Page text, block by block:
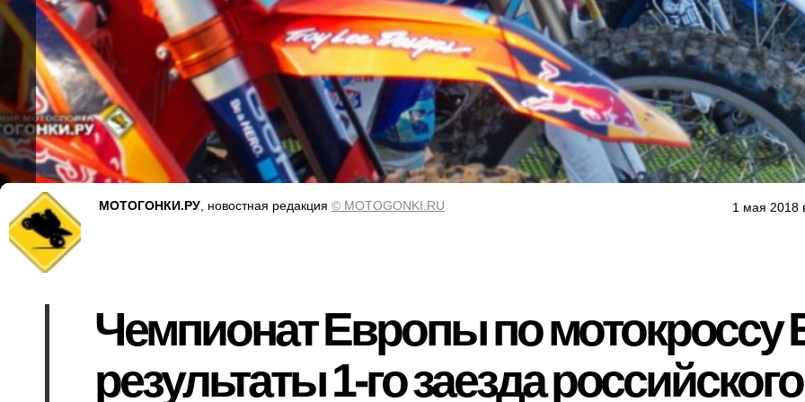
1 мая 2018
МОТОГОНКИ.РУ , новостная редакция © MOTOGONKI.RU
Чемпионат Европы по мотокроссу
результаты 1-го заезда